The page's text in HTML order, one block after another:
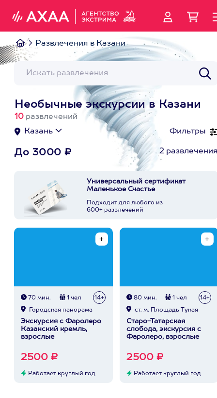
Развлечения в Казани
Необычные экскурсии в Казани
10 развлечений
Фильтры
Казань
До 3000 ₽ 2
Универсальный сертификат
Маленькое Счастье
Подходит для любого из
600+ развлечений
70 мин. 1 чел 14+
Городская панорама
Экскурсия с Фаролеро
Казанский кремль,
взрослые
2500 ₽
Работает круглый год
80 мин. 1 чел 14+
ст. м. Площадь Тукая
Старо-Татарская
слобода, экскурсия с
Фаролеро, взрослые
2500 ₽
Работает круглый год